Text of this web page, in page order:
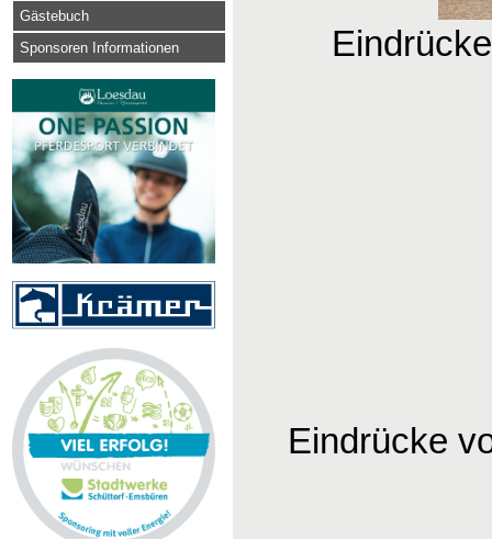
Gästebuch
Sponsoren Informationen
Eindrücke